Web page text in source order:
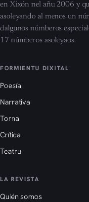
en Xixón nel añu 2006 y
asoleyando al menos un
dalgunos númberos
17 númberos asoleyaos.
FORMIENTU DIXITAL
Poesía
Narrativa
Torna
Crítica
Teatru
LA REVISTA
Quién somos